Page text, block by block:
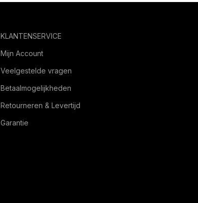
KLANTENSERVICE
Mijn Account
Veelgestelde vragen
Betaalmogelijkheden
Retourneren & Levertijd
Garantie